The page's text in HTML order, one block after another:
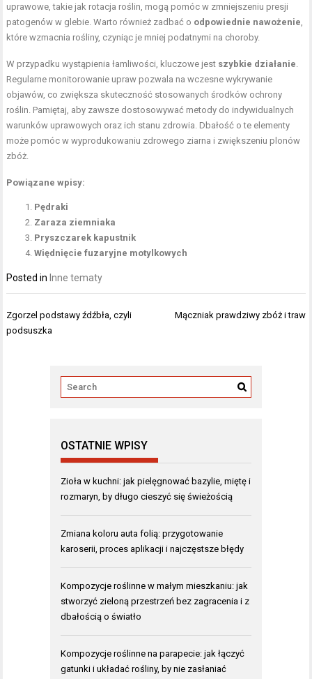
uprawowe, takie jak rotacja roślin, mogą pomóc w zmniejszeniu presji
patogenów w glebie. Warto również zadbać o odpowiednie nawożenie,
które wzmacnia rośliny, czyniąc je mniej podatnymi na choroby.
W przypadku wystąpienia łamliwości, kluczowe jest szybkie działanie.
Regularne monitorowanie upraw pozwala na wczesne wykrywanie
objawów, co zwiększa skuteczność stosowanych środków ochrony
roślin. Pamiętaj, aby zawsze dostosowywać metody do indywidualnych
warunków uprawowych oraz ich stanu zdrowia. Dbałość o te elementy
może pomóc w wyprodukowaniu zdrowego ziarna i zwiększeniu plonów
zbóż.
Powiązane wpisy:
Pędraki
Zaraza ziemniaka
Pryszczarek kapustnik
Więdnięcie fuzaryjne motylkowych
Posted in Inne tematy
Nawigacja
wpisu
Zgorzel podstawy źdźbła, czyli
podsuszka
Mączniak prawdziwy zbóż i traw
OSTATNIE WPISY
Zioła w kuchni: jak pielęgnować bazylie, miętę i
rozmaryn, by długo cieszyć się świeżością
Zmiana koloru auta folią: przygotowanie
karoserii, proces aplikacji i najczęstsze błędy
Kompozycje roślinne w małym mieszkaniu: jak
stworzyć zieloną przestrzeń bez zagracenia i z
dbałością o światło
Kompozycje roślinne na parapecie: jak łączyć
gatunki i układać rośliny, by nie zasłaniać